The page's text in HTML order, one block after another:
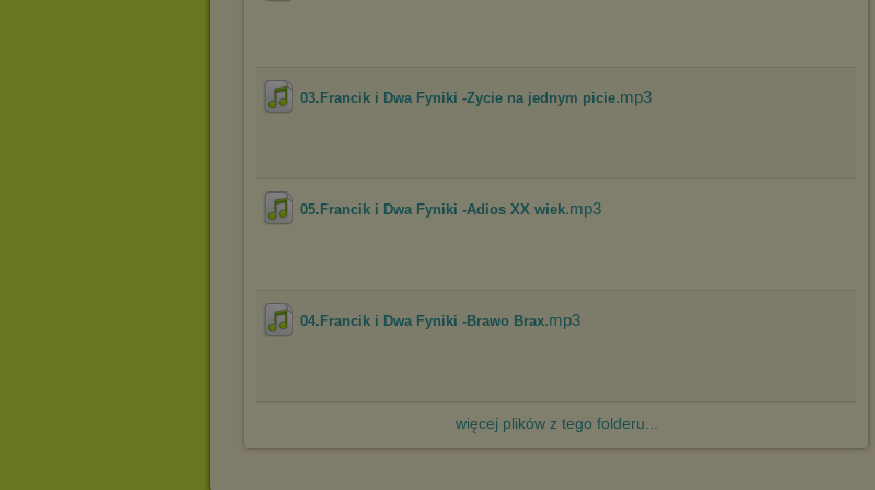
03.Francik i Dwa Fyniki -Zycie na jednym picie.mp3
05.Francik i Dwa Fyniki -Adios XX wiek.mp3
04.Francik i Dwa Fyniki -Brawo Brax.mp3
więcej plików z tego folderu...